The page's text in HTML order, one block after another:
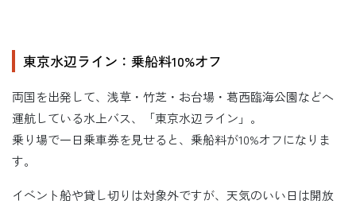
東京水辺ライン：乗船料10%オフ
両国を出発して、浅草・竹芝・お台場・葛西臨海公園などへ
運航している水上バス、「東京水辺ライン」。
乗り場で一日乗車券を見せると、乗船料が10%オフになりま
す。
イベント船や貸し切りは対象外ですが、天気のいい日は開放